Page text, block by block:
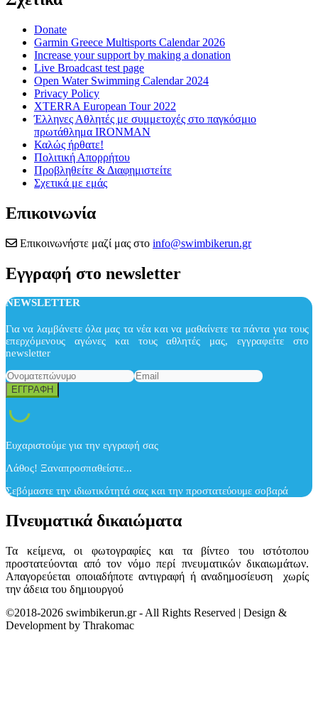
Donate
Garmin Greece Multisports Calendar 2026
Increase your support by making a donation
Live Broadcast test page
Open Water Swimming Calendar 2024
Privacy Policy
XTERRA European Tour 2022
Έλληνες Αθλητές με συμμετοχές στο παγκόσμιο
πρωτάθλημα IRONMAN
Καλώς ήρθατε!
Πολιτική Απορρήτου
Προβληθείτε & Διαφημιστείτε
Σχετικά με εμάς
Επικοινωνία
Επικοινωνήστε μαζί μας στο info@swimbikerun.gr
Εγγραφή στο newsletter
NEWSLETTER
Για να λαμβάνετε όλα μας τα νέα και να μαθαίνετε τα πάντα για τους
επερχόμενους αγώνες και τους αθλητές μας, εγγραφείτε στο
newsletter
Ευχαριστούμε για την εγγραφή σας
Λάθος! Ξαναπροσπαθείστε...
Σεβόμαστε την ιδιωτικότητά σας και την προστατεύουμε σοβαρά
Πνευματικά δικαιώματα
Τα κείμενα, οι φωτογραφίες και τα βίντεο του ιστότοπου
προστατεύονται από τον νόμο περί πνευματικών δικαιωμάτων.
Απαγορεύεται οποιαδήποτε αντιγραφή ή αναδημοσίευση χωρίς
την άδεια του δημιουργού
©2018-2026 swimbikerun.gr - All Rights Reserved | Design &
Development by Thrakomac